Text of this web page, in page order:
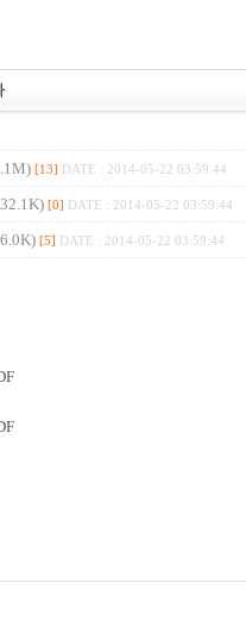
[13] DATE : 2014-05-22 03:59:44
[0] DATE : 2014-05-22 03:59:44
[5] DATE : 2014-05-22 03:59:44